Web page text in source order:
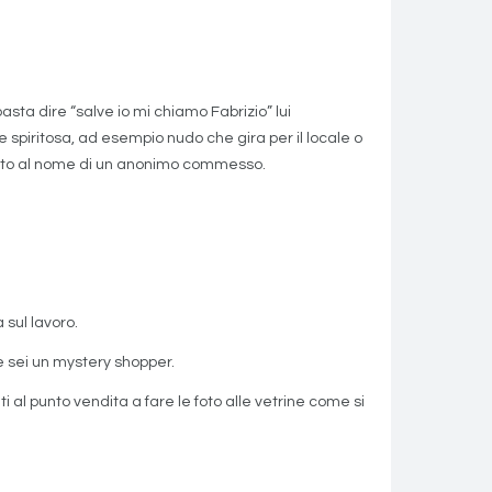
dire “salve io mi chiamo Fabrizio” lui
spiritosa, ad esempio nudo che gira per il locale o
al nome di un anonimo commesso.
sul lavoro.
un mystery shopper.
al punto vendita a fare le foto alle vetrine come si